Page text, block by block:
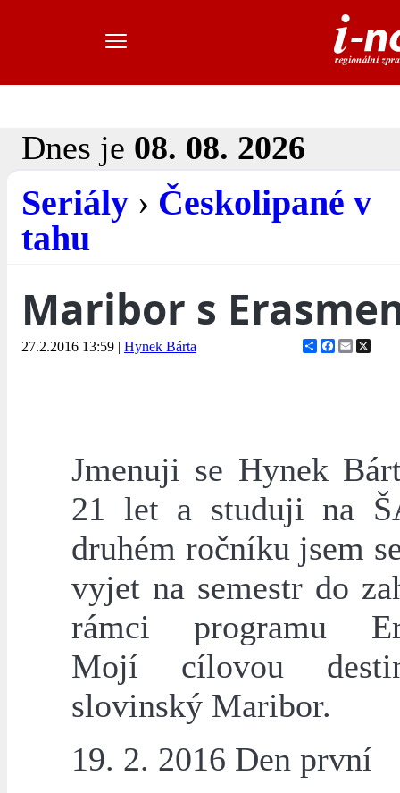
Dnes je 08. 08. 2026
Seriály › Českolipané v
tahu
Maribor s
27.2.2016 13:59 | Hynek Bárta ShareFacebook
Email
Jmenuji se Hynek
21 let a studuji na
druhém ročníku jsem
vyjet na semestr do
rámci programu
Mojí cílovou
slovinský Maribor.
19. 2. 2016 Den první